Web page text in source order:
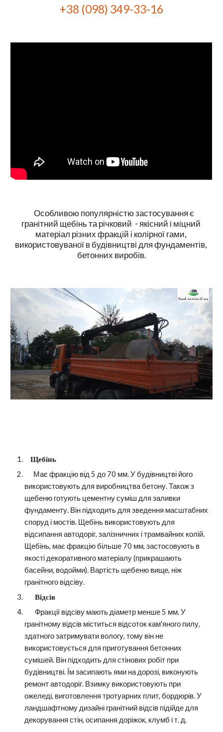
+38 (098) 349-33-16
гранітний щебінь та річковий  - якісний і міцний
матеріал різних фракцій і колірної гами,
використовуваної в будівництві для фундаментів,
бетонних виробів.
    Щебінь
Має фракцію від 5 до 70 мм. У будівництві його
використовують для виробництва бетону. Також з
щебеню готують цементну суміш для заливки
фундаменту. Він підходить для зведення масштабних
споруд і мостів. Щебінь використовують для
відсипання автодоріг, залізничних і трамвайних колій.
Щебінь, має фракцію більше 70 мм, застосовують в
якості декоративного матеріалу (прикрашають
басейни, водойми). Вартість щебеню вище, ніж
гранітного відсіву.
       Відсів
   Фракції відсіву мають діаметр менше 5 мм. У
гранітному відсів міститься відсоток кам'яного пилу,
здатного затримувати вологу, тому він не
використовується для приготування бетонних
сумішей. Він підходить для стінових робіт при
будівництві. Їм засипають ями на дорозі, виконують
ремонт автодоріг. Взимку використовують при
ожеледі, виготовлення тротуарних плит, бордюрів. У
ландшафтному дизайні гранітний відсів підійде для
декорування стін, осипання доріжок, клумб і т. д.